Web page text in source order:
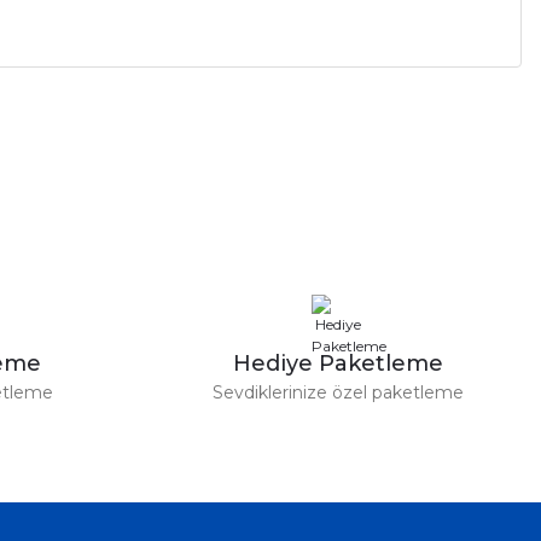
Hediye Paketleme
Sevdiklerinize özel paketleme